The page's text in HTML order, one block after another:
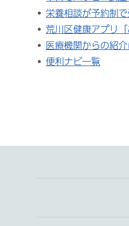
栄養相談が予約制
荒川区健康アプリ「
医療機関からの紹
便利ナビ一覧